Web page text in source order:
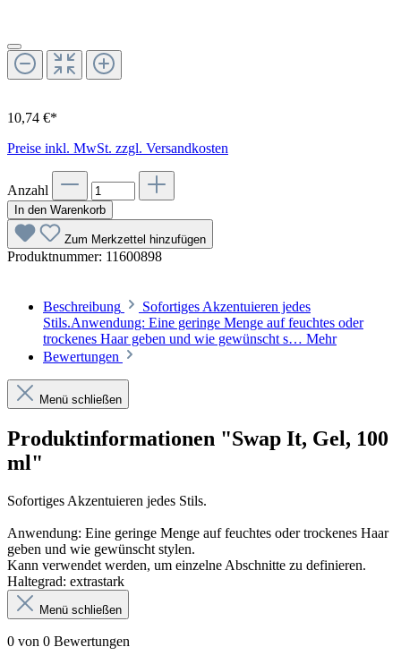
10,74 €*
Preise inkl. MwSt. zzgl. Versandkosten
Anzahl
In den Warenkorb
Zum Merkzettel hinzufügen
Produktnummer: 11600898
Beschreibung
Sofortiges Akzentuieren jedes
Stils.Anwendung: Eine geringe Menge auf feuchtes oder
trockenes Haar geben und wie gewünscht s… Mehr
Bewertungen
Menü schließen
Produktinformationen "Swap It, Gel, 100
ml"
Sofortiges Akzentuieren jedes Stils.
Anwendung: Eine geringe Menge auf feuchtes oder trockenes Haar
geben und wie gewünscht stylen.
Kann verwendet werden, um einzelne Abschnitte zu definieren.
Haltegrad: extrastark
Menü schließen
0 von 0 Bewertungen